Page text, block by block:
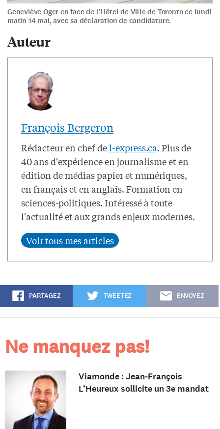
Geneviève Oger en face de l’Hôtel de Ville de Toronto ce lundi
matin 14 mai, avec sa déclaration de candidature.
Auteur
François Bergeron
Rédacteur en chef del-express.ca. Plus de
40 ans d'expérience en journalisme et en
édition de médias papier et numériques,
en français et en anglais. Formation en
sciences-politiques. Intéressé à toute
l'actualité et aux grands enjeux modernes.
PARTAGEZ TWEETEZ ENVOYEZ
Ne manquez pas!
Viamonde : Jean-François
L’Heureux sollicite un 3e mandat